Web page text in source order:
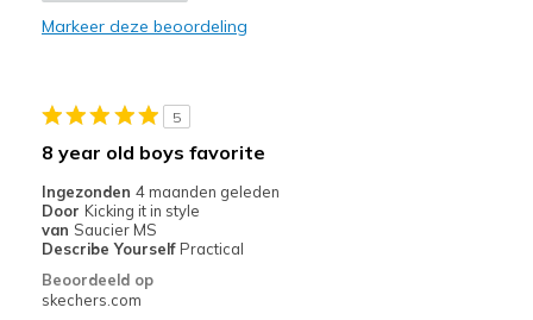
Need Break In
Casual Wear
Width
Feels too narrow
Sizing
Feels true to size
View On Shoes
Shoes are for Wearing
Markeer deze beoordeling
5
8 year old boys favorite
Ingezonden 4 maanden geleden
Door Kicking it in style
van Saucier MS
Describe Yourself Practical
Beoordeeld op
skechers.com